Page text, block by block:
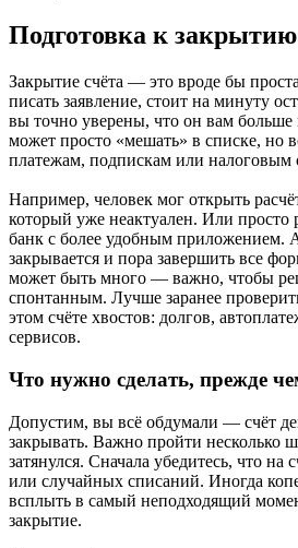
Подготовка к закрытию
Закрытие счёта — это вроде бы
писать заявление, стоит на минуту
вы точно уверены, что он вам больше
может просто «мешать» в списке, но
платежам, подпискам или налоговым
Например, человек мог открыть
который уже неактуален. Или просто
банк с более удобным приложением.
закрывается и пора завершить все
может быть много — важно, чтобы
спонтанным. Лучше заранее
этом счёте хвостов: долгов,
сервисов.
Что нужно сделать, прежде
Допустим, вы всё обдумали — счёт
закрывать. Важно пройти несколько
затянулся. Сначала убедитесь, что на
или случайных списаний. Иногда
всплыть в самый неподходящий
закрытие.